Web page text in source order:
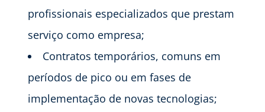
profissionais especializados que prestam
serviço como empresa;
Contratos temporários, comuns em
períodos de pico ou em fases de
implementação de novas tecnologias;